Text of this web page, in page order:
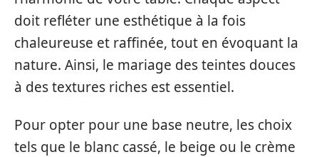
doit refléter une esthétique à la fois
chaleureuse et raffinée, tout en évoquant la
nature. Ainsi, le mariage des teintes douces
à des textures riches est essentiel.
Pour opter pour une base neutre, les choix
tels que le blanc cassé, le beige ou le crème